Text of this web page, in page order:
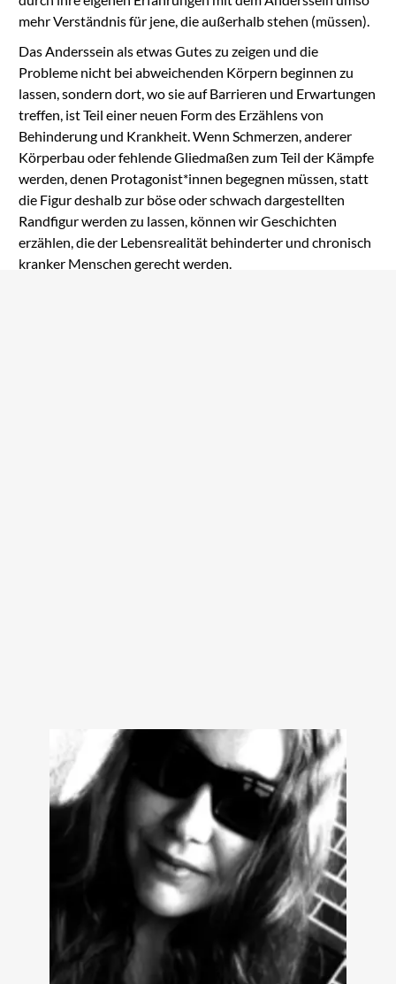
mehr Verständnis für jene, die außerhalb stehen (müssen).
Das Anderssein als etwas Gutes zu zeigen und die
Probleme nicht bei abweichenden Körpern beginnen zu
lassen, sondern dort, wo sie auf Barrieren und Erwartungen
treffen, ist Teil einer neuen Form des Erzählens von
Behinderung und Krankheit. Wenn Schmerzen, anderer
Körperbau oder fehlende Gliedmaßen zum Teil der Kämpfe
werden, denen Protagonist*innen begegnen müssen, statt
die Figur deshalb zur böse oder schwach dargestellten
Randfigur werden zu lassen, können wir Geschichten
erzählen, die der Lebensrealität behinderter und chronisch
kranker Menschen gerecht werden.